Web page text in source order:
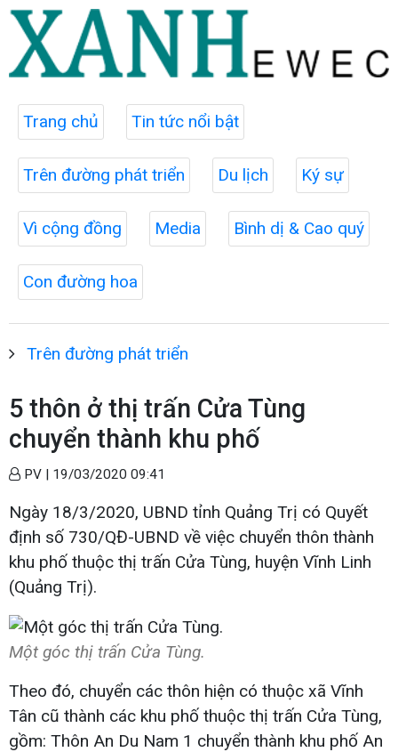
Trang chủ Tin tức nổi bật
Trên đường phát triển Du lịch Ký sự
Vì cộng đồng Media Bình dị & Cao quý
Con đường hoa
Trên đường phát triển
5 thôn ở thị trấn Cửa Tùng
chuyển thành khu phố
PV | 19/03/2020 09:41
Ngày 18/3/2020, UBND tỉnh Quảng Trị có Quyết
định số 730/QĐ-UBND về việc chuyển thôn thành
khu phố thuộc thị trấn Cửa Tùng, huyện Vĩnh Linh
(Quảng Trị).
Một góc thị trấn Cửa Tùng.
Theo đó, chuyển các thôn hiện có thuộc xã Vĩnh
Tân cũ thành các khu phố thuộc thị trấn Cửa Tùng,
gồm: Thôn An Du Nam 1 chuyển thành khu phố An